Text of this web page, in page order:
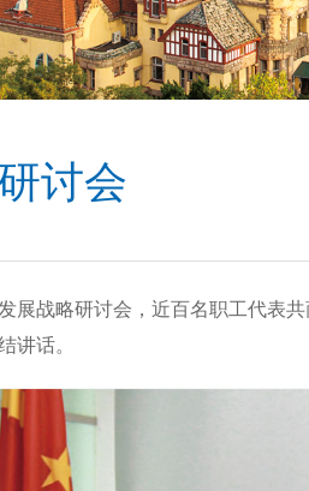
讨会
展战略研讨会，近百名职工代表
讲话。